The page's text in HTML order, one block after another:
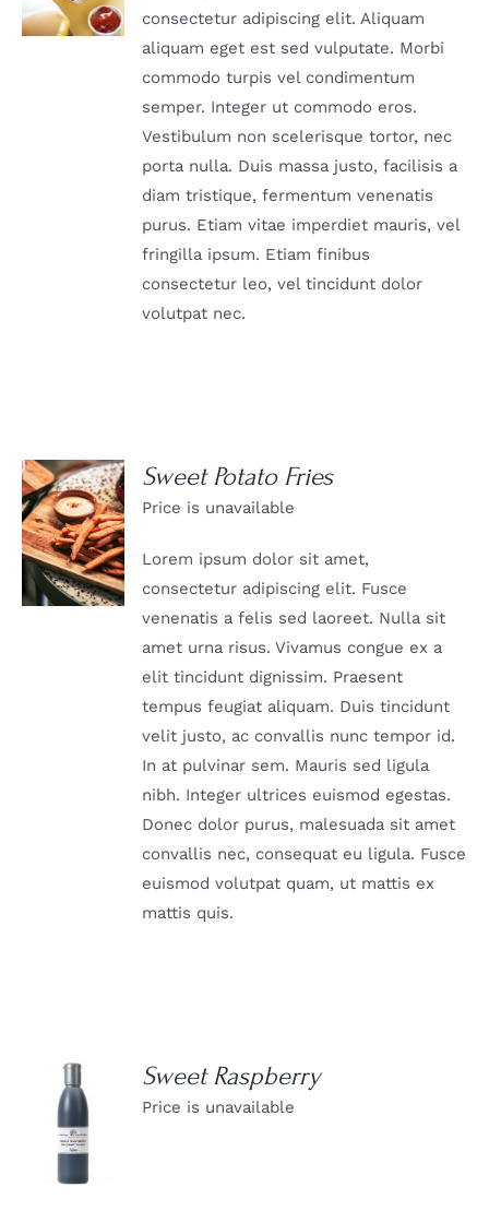
consectetur adipiscing elit. Aliquam
aliquam eget est sed vulputate. Morbi
commodo turpis vel condimentum
semper. Integer ut commodo eros.
Vestibulum non scelerisque tortor, nec
porta nulla. Duis massa justo, facilisis a
diam tristique, fermentum venenatis
purus. Etiam vitae imperdiet mauris, vel
fringilla ipsum. Etiam finibus
consectetur leo, vel tincidunt dolor
volutpat nec.
DETAILS
Sweet Potato Fries
Price is unavailable
Lorem ipsum dolor sit amet,
consectetur adipiscing elit. Fusce
venenatis a felis sed laoreet. Nulla sit
amet urna risus. Vivamus congue ex a
elit tincidunt dignissim. Praesent
tempus feugiat aliquam. Duis tincidunt
velit justo, ac convallis nunc tempor id.
In at pulvinar sem. Mauris sed ligula
nibh. Integer ultrices euismod egestas.
Donec dolor purus, malesuada sit amet
convallis nec, consequat eu ligula. Fusce
euismod volutpat quam, ut mattis ex
mattis quis.
DETAILS
Sweet Raspberry
Price is unavailable